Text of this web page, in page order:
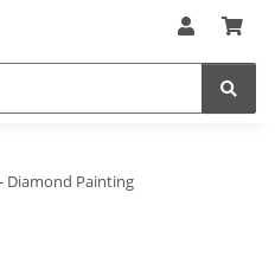
Diamond Painting